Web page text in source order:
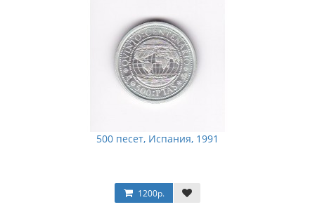
500 песет, Испания, 1991
1200р.